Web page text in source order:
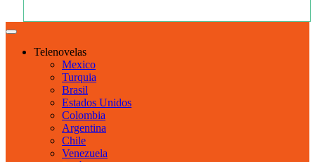
Telenovelas
Mexico
Turquia
Brasil
Estados Unidos
Colombia
Argentina
Chile
Venezuela